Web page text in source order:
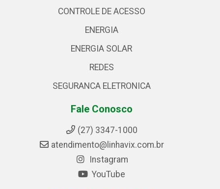
CONTROLE DE ACESSO
ENERGIA
ENERGIA SOLAR
REDES
SEGURANCA ELETRONICA
Fale Conosco
(27) 3347-1000
atendimento@linhavix.com.br
Instagram
YouTube